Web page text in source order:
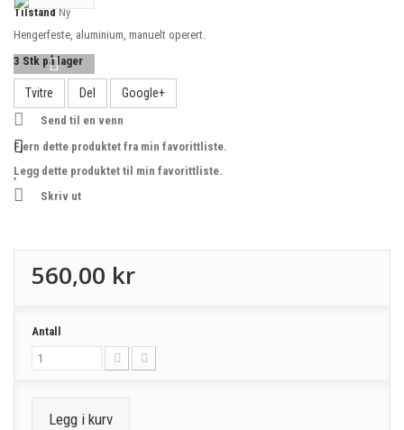
Tilstand Ny
Hengerfeste, aluminium, manuelt operert.
3 Stk på lager
Tvitre Del Google+
Send til en venn
Fjern dette produktet fra min favorittliste.
Legg dette produktet til min favorittliste.
Skriv ut
560,00 kr
Antall
Legg i kurv